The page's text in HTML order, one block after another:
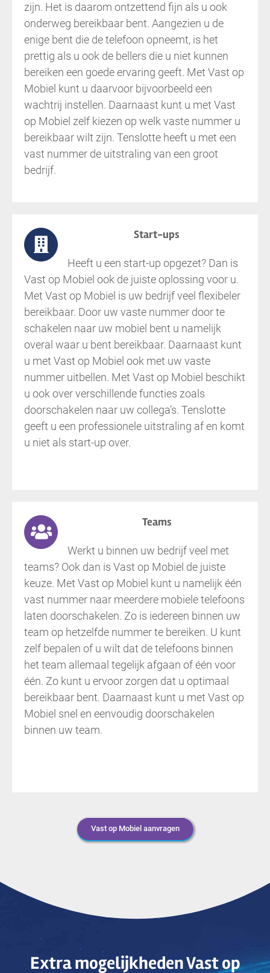
zijn. Het is daarom ontzettend fijn als u ook
onderweg bereikbaar bent. Aangezien u de
enige bent die de telefoon opneemt, is het
prettig als u ook de bellers die u niet kunnen
bereiken een goede ervaring geeft. Met Vast op
Mobiel kunt u daarvoor bijvoorbeeld een
wachtrij instellen. Daarnaast kunt u met Vast
op Mobiel zelf kiezen op welk vaste nummer u
bereikbaar wilt zijn. Tenslotte heeft u met een
vast nummer de uitstraling van een groot
bedrijf.
Start-ups
Heeft u een start-up opgezet? Dan is
Vast op Mobiel ook de juiste oplossing voor u.
Met Vast op Mobiel is uw bedrijf veel flexibeler
bereikbaar. Door uw vaste nummer door te
schakelen naar uw mobiel bent u namelijk
overal waar u bent bereikbaar. Daarnaast kunt
u met Vast op Mobiel ook met uw vaste
nummer uitbellen. Met Vast op Mobiel beschikt
u ook over verschillende functies zoals
doorschakelen naar uw collega’s. Tenslotte
geeft u een professionele uitstraling af en komt
u niet als start-up over.
Teams
Werkt u binnen uw bedrijf veel met
teams? Ook dan is Vast op Mobiel de juiste
keuze. Met Vast op Mobiel kunt u namelijk één
vast nummer naar meerdere mobiele telefoons
laten doorschakelen. Zo is iedereen binnen uw
team op hetzelfde nummer te bereiken. U kunt
zelf bepalen of u wilt dat de telefoons binnen
het team allemaal tegelijk afgaan of één voor
één. Zo kunt u ervoor zorgen dat u optimaal
bereikbaar bent. Daarnaast kunt u met Vast op
Mobiel snel en eenvoudig doorschakelen
binnen uw team.
Vast op Mobiel aanvragen
Extra mogelijkheden Vast op